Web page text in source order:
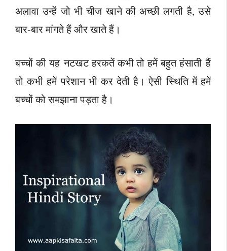
अलावा उन्हें जो भी चीज खाने की अच्छी लगती है, उसे
बार-बार मांगते हैं और खाते हैं।
बच्चों की यह नटखट हरकतें कभी तो हमें बहुत हंसाती हैं
तो कभी हमें परेशान भी कर देती है। ऐसी स्थिति में हमें
बच्चों को समझाना पड़ता है।